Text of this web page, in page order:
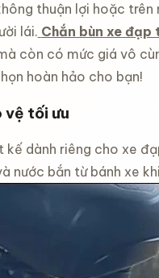
thuận lợi hoặc trên
lái. Chắn bùn xe đạp
còn có mức giá vô
hoàn hảo cho bạn!
vệ tối ưu
kế dành riêng cho xe
nước bắn từ bánh xe